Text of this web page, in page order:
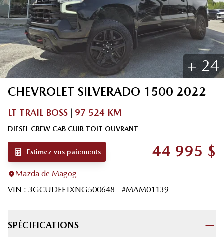
+ 24
CHEVROLET SILVERADO 1500 2022
LT TRAIL BOSS 97 524 KM
DIESEL CREW CAB CUIR TOIT OUVRANT
44 995 $
Estimez vos paiements
Mazda de Magog
VIN : 3GCUDFETXNG500648 - #MAM01139
SPÉCIFICATIONS